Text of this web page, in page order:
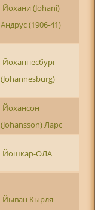
Йохани (Johani)
Андрус (1906-41)
Йоханнесбург
(Johannesburg)
Йохансон
(Johansson) Ларс
Йошкар-ОЛА
Йыван Кырля